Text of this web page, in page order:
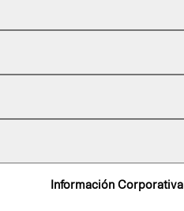
Información Corporativa